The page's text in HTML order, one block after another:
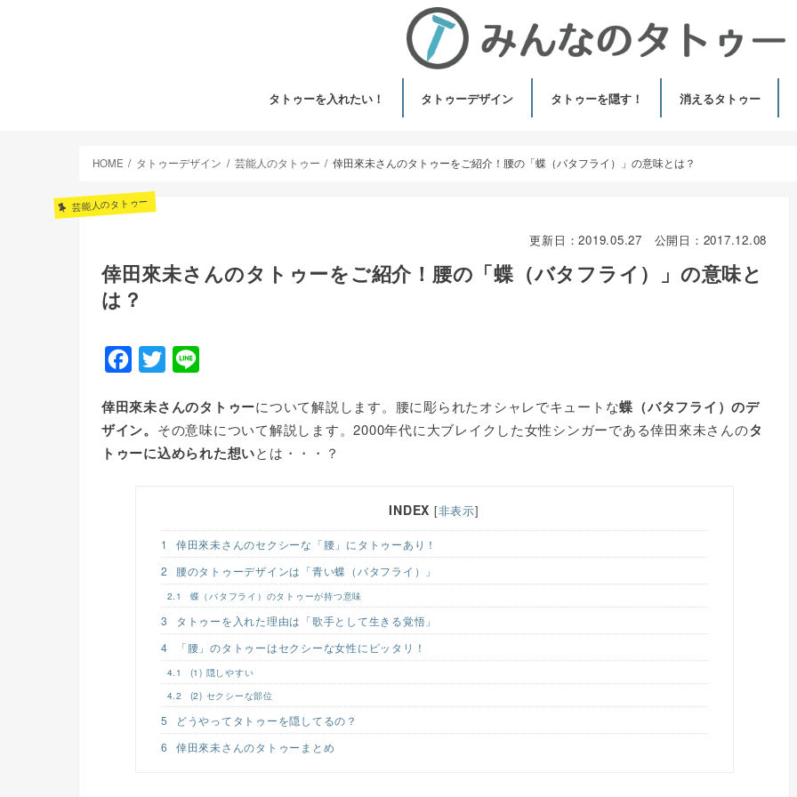
タトゥーを入れたい！ タトゥーデザイン タトゥーを隠す！ 消えるタトゥー
HOME タトゥーデザイン 芸能人のタトゥー 倖田來未さんのタトゥーをご紹介！腰の「蝶（バタフライ）」の意味とは？
芸能人のタトゥー
更新日：2019.05.27 公開日： 2017.12.08
倖田來未さんのタトゥーをご紹介！腰の「蝶（バタフライ）」の意味と
は？
c
e
i
t
t
n
e
倖田來未さんのタトゥーについて解説します。腰に彫られたオシャレでキュートな蝶（バタフライ）のデ
ザイン。 その意味について解説します。2000年代に大ブレイクした女性シンガーである倖田來未さんのタ
トゥーに込められた想いとは・・・？
INDEX [非表示]
1
倖田來未さんのセクシーな「腰」にタトゥーあり！
2
腰のタトゥーデザインは「青い蝶（バタフライ）」
2.1 蝶（バタフライ）のタトゥーが持つ意味
3
タトゥーを入れた理由は「歌手として生きる覚悟」
4
「腰」のタトゥーはセクシーな女性にピッタリ！
4.1
(1) 隠しやすい
4.2
(2) セクシーな部位
5
どうやってタトゥーを隠してるの？
6
倖田來未さんのタトゥーまとめ